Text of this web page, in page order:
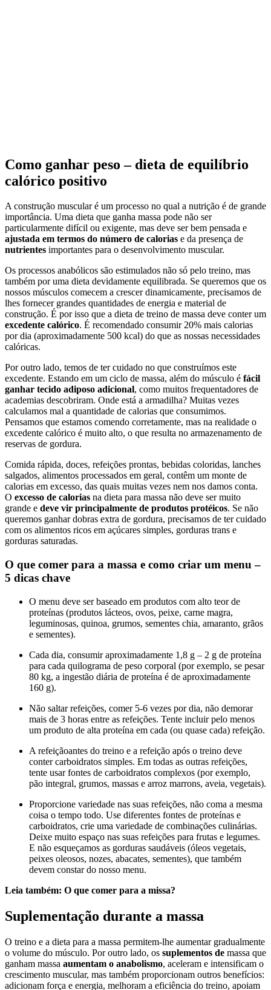
Como ganhar peso – dieta de equilíbrio
calórico positivo
A construção muscular é um processo no qual a nutrição é de grande
importância. Uma dieta que ganha massa pode não ser
particularmente difícil ou exigente, mas deve ser bem pensada e
ajustada em termos do número de calorias e da presença de
nutrientes importantes para o desenvolvimento muscular.
Os processos anabólicos são estimulados não só pelo treino, mas
também por uma dieta devidamente equilibrada. Se queremos que os
nossos músculos comecem a crescer dinamicamente, precisamos de
lhes fornecer grandes quantidades de energia e material de
construção. É por isso que a dieta de treino de massa deve conter um
excedente calórico. É recomendado consumir 20% mais calorias
por dia (aproximadamente 500 kcal) do que as nossas necessidades
calóricas.
Por outro lado, temos de ter cuidado no que construímos este
excedente. Estando em um ciclo de massa, além do músculo é fácil
ganhar tecido adiposo adicional, como muitos frequentadores de
academias descobriram. Onde está a armadilha? Muitas vezes
calculamos mal a quantidade de calorias que consumimos.
Pensamos que estamos comendo corretamente, mas na realidade o
excedente calórico é muito alto, o que resulta no armazenamento de
reservas de gordura.
Comida rápida, doces, refeições prontas, bebidas coloridas, lanches
salgados, alimentos processados em geral, contêm um monte de
calorias em excesso, das quais muitas vezes nem nos damos conta.
O excesso de calorias na dieta para massa não deve ser muito
grande e deve vir principalmente de produtos protéicos. Se não
queremos ganhar dobras extra de gordura, precisamos de ter cuidado
com os alimentos ricos em açúcares simples, gorduras trans e
gorduras saturadas.
O que comer para a massa e como criar um menu –
5 dicas chave
O menu deve ser baseado em produtos com alto teor de
proteínas (produtos lácteos, ovos, peixe, carne magra,
leguminosas, quinoa, grumos, sementes chia, amaranto, grãos
e sementes).
Cada dia, consumir aproximadamente 1,8 g – 2 g de proteína
para cada quilograma de peso corporal (por exemplo, se pesar
80 kg, a ingestão diária de proteína é de aproximadamente
160 g).
Não saltar refeições, comer 5-6 vezes por dia, não demorar
mais de 3 horas entre as refeições. Tente incluir pelo menos
um produto de alta proteína em cada (ou quase cada) refeição.
A refeiçãoantes do treino e a refeição após o treino deve
conter carboidratos simples. Em todas as outras refeições,
tente usar fontes de carboidratos complexos (por exemplo,
pão integral, grumos, massas e arroz marrons, aveia, vegetais).
Proporcione variedade nas suas refeições, não coma a mesma
coisa o tempo todo. Use diferentes fontes de proteínas e
carboidratos, crie uma variedade de combinações culinárias.
Deixe muito espaço nas suas refeições para frutas e legumes.
E não esqueçamos as gorduras saudáveis (óleos vegetais,
peixes oleosos, nozes, abacates, sementes), que também
devem constar do nosso menu.
Leia também: O que comer para a missa?
Suplementação durante a massa
O treino e a dieta para a massa permitem-lhe aumentar gradualmente
o volume do músculo. Por outro lado, os suplementos de massa que
ganham massa aumentam o anabolismo, aceleram e intensificam o
crescimento muscular, mas também proporcionam outros benefícios:
adicionam força e energia, melhoram a eficiência do treino, apoiam